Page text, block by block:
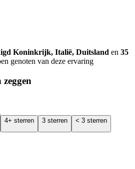
Koninkrijk, Italië, Duitsland en 35
genoten van deze ervaring
zeggen
4+ sterren 3 sterren < 3 sterren